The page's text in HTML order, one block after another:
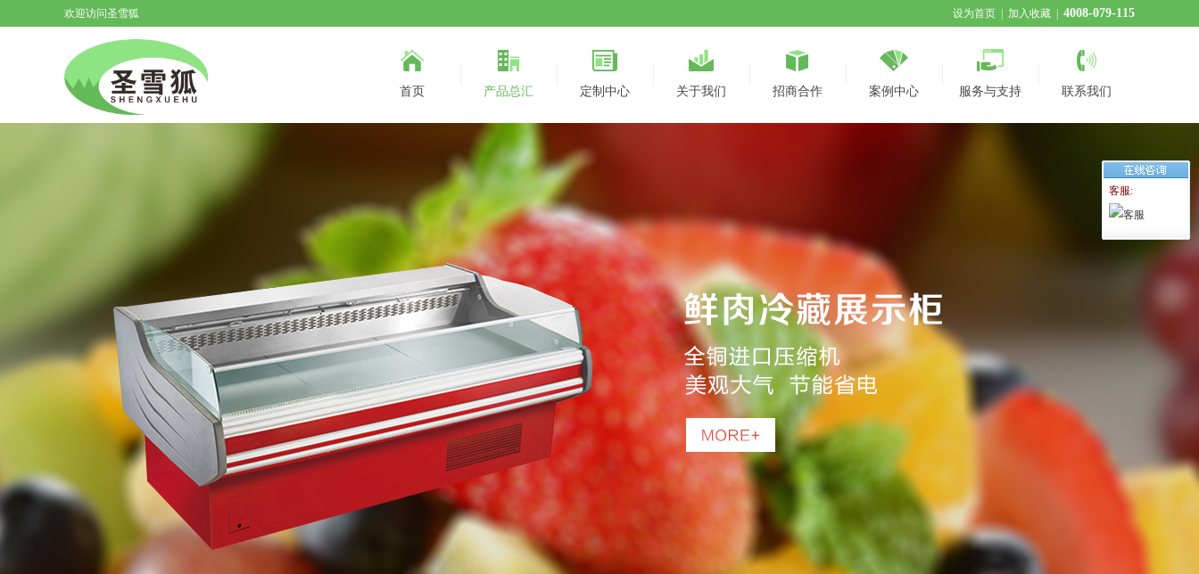
欢迎访问圣雪狐 设为首页 加入收藏 4008-079-115
首页 产品总汇 定制中心 关于我们 招商合作 案例中心 服务与支持 联系我们
客服: